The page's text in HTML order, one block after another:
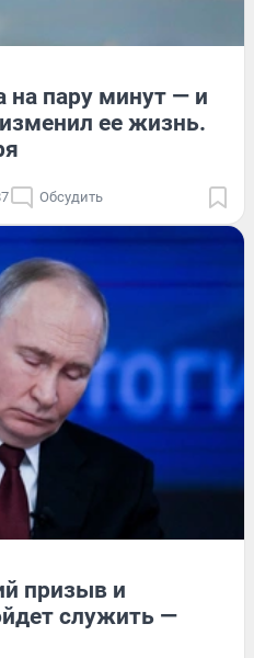
на пару минут — и
ее жизнь.
Обсудить
призыв и
служить —